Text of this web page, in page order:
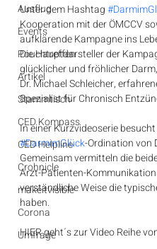
Ausflug
Events
Pouchtreffen
Artikel
Stammtisch
CED Kompass
CED Helpline
Crohnicle
makeitvisible
Corona
Umfrage
Unter dem Hashtag
Kooperation mit der ÖMCCV
aufklärende Kampagne ins
Die Hauptdarsteller der
glücklicher und fröhlicher
Dr. Michael Schleicher,
Spezialist für Chronisch
In einer Kurzvideoserie besucht
#DarmimGlück-Ordination von
Gemeinsam vermitteln die
Arzt-Patienten-
verständliche Weise die
haben.
HIER geht´s zur Video Reihe